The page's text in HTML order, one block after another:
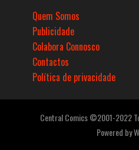
Quem Somos
Publicidade
Colabora Connosco
Contactos
Política de privacidade
Central Comics ©2001-2022
Powered by